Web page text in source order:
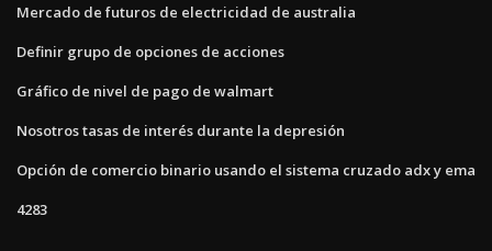
Mercado de futuros de electricidad de australia
Definir grupo de opciones de acciones
Gráfico de nivel de pago de walmart
Nosotros tasas de interés durante la depresión
Opción de comercio binario usando el sistema cruzado adx y ema
4283